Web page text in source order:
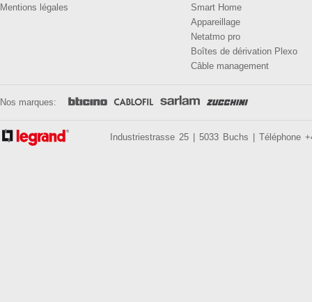
Mentions légales
Smart Home
Appareillage
Netatmo pro
Boîtes de dérivation Plexo
Câble management
Nos marques:
Industriestrasse 25 | 5033 Buchs |